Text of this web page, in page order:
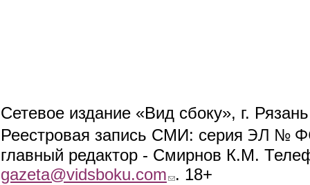
Сетевое издание «Вид сбоку», г.
Реестровая запись СМИ: серия ЭЛ №
главный редактор - Смирнов К.М.
gazeta@vidsboku.com (link sends e-mail)
. 18+